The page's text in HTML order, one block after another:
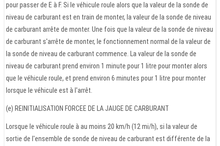
pour passer de E à F. Si le véhicule roule alors que la valeur de la sonde de
niveau de carburant est en train de monter, la valeur de la sonde de niveau
de carburant arrête de monter. Une fois que la valeur de la sonde de niveau
de carburant s'arrête de monter, le fonctionnement normal de la valeur de
la sonde de niveau de carburant commence. La valeur de la sonde de
niveau de carburant prend environ 1 minute pour 1 litre pour monter alors
que le véhicule roule, et prend environ 6 minutes pour 1 litre pour monter
lorsque le véhicule est à l'arrêt.
(e) REINITIALISATION FORCEE DE LA JAUGE DE CARBURANT
Lorsque le véhicule roule à au moins 20 km/h (12 mi/h), si la valeur de
sortie de l'ensemble de sonde de niveau de carburant est différente de la